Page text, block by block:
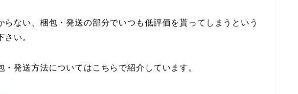
らない、梱包・発送の部分でいつも低評価を貰ってしまうという
い。
・発送方法についてはこちらで紹介しています。